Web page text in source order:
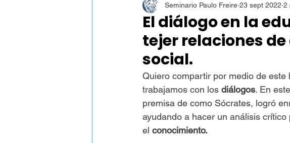
Frente a la pobreza Material
Pensamiento Social Cristiano S. Paulo Freire
Justicia Social Educación Político Paz
Homilías (Reflexiones)
El diálogo en la
tejer relaciones
social.
Seminario Paulo Freire 23 sept 2022 2
Quiero compartir por medio de
trabajamos con los diálogos. En
premisa de como Sócrates, logró
ayudando a hacer un análisis crítico
el conocimiento.